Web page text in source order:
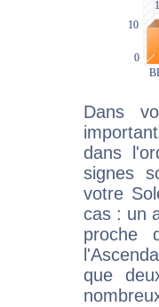
Dans
dans
signes
votre
cas : un
proche
que